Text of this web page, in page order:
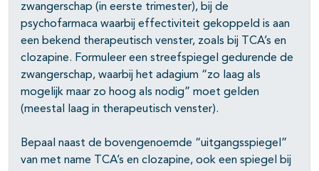
zwangerschap (in eerste trimester), bij de
psychofarmaca waarbij effectiviteit gekoppeld is aan
een bekend therapeutisch venster, zoals bij TCA’s en
clozapine. Formuleer een streefspiegel gedurende de
zwangerschap, waarbij het adagium “zo laag als
mogelijk maar zo hoog als nodig” moet gelden
(meestal laag in therapeutisch venster).
Bepaal naast de bovengenoemde “uitgangsspiegel”
van met name TCA’s en clozapine, ook een spiegel bij